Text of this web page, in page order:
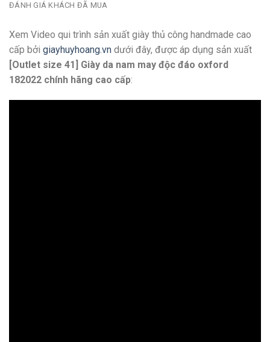
ĐÁNH GIÁ KHÁCH ĐÃ MUA
Xem Video qui trình sản xuất giày thủ công handmade cao
cấp bởi giayhuyhoang.vn dưới đây, được áp dụng sản xuất
[Outlet size 41] Giày da nam may độc đáo oxford
182022 chính hãng cao cấp: